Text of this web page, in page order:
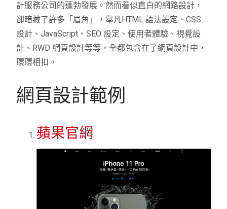
計服務公司的蓬勃發展。然而看似直白的網路設計，
卻暗藏了許多「眉角」，舉凡HTML 語法設定、CSS
設計、JavaScript、SEO 設定、使用者體驗、視覺設
計、RWD 網頁設計等等，全都包含在了網頁設計中，
環環相扣。
網頁設計範例
蘋果官網